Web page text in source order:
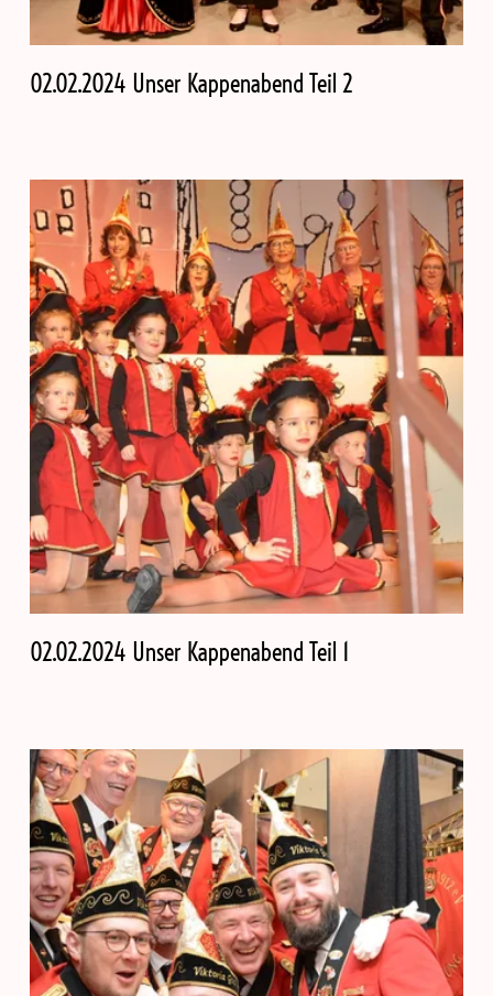
02.02.2024 Unser Kappenabend Teil 2
02.02.2024 Unser Kappenabend Teil 1